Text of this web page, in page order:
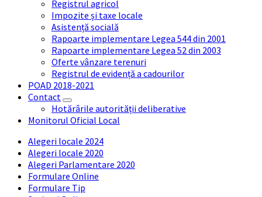
Registrul agricol
Impozite și taxe locale
Asistență socială
Rapoarte implementare Legea 544 din 2001
Rapoarte implementare Legea 52 din 2003
Oferte vânzare terenuri
Registrul de evidență a cadourilor
POAD 2018-2021
Contact
Hotărârile autorității deliberative
Monitorul Oficial Local
Alegeri locale 2024
Alegeri locale 2020
Alegeri Parlamentare 2020
Formulare Online
Formulare Tip